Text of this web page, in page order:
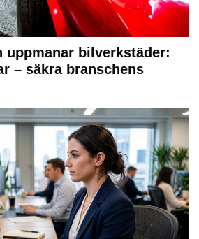
uppmanar bilverkstäder:
– säkra branschens